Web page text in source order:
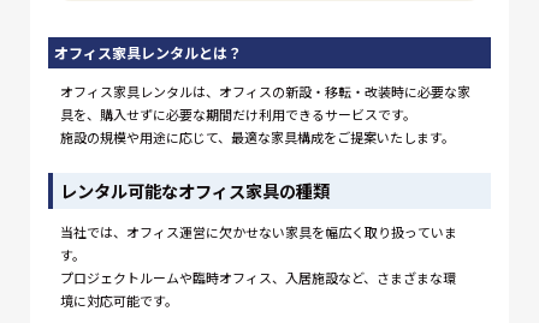
オフィス家具レンタルとは？
オフィス家具レンタルは、オフィスの新設・移転・改装時に必要な家
具を、購入せずに必要な期間だけ利用できるサービスです。
施設の規模や用途に応じて、最適な家具構成をご提案いたします。
レンタル可能なオフィス家具の種類
当社では、オフィス運営に欠かせない家具を幅広く取り扱っていま
す。
プロジェクトルームや臨時オフィス、入居施設など、さまざまな環
境に対応可能です。